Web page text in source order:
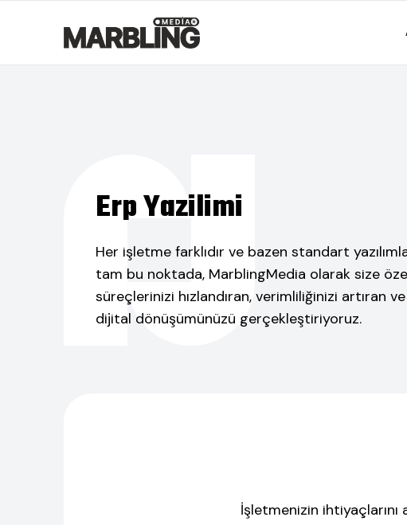
Erp Yazilimi
Her işletme farklıdır ve bazen standart
tam bu noktada, MarblingMedia olarak size
süreçlerinizi hızlandıran, verimliliğinizi artıran
dijital dönüşümünüzü gerçekleştiriyoruz.
İşletmenizin